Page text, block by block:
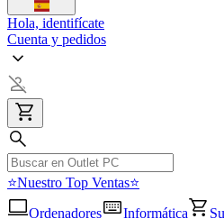
Hola, identifícate
Cuenta y pedidos
⭐Nuestro Top Ventas⭐
Ordenadores
Informática